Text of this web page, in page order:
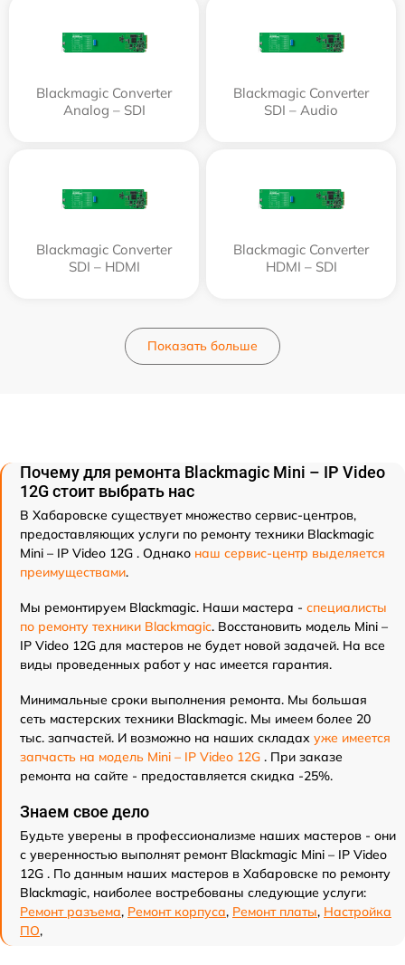
Blackmagic Converter
Analog – SDI
Blackmagic Converter
SDI – Audio
Blackmagic Converter
SDI – HDMI
Blackmagic Converter
HDMI – SDI
Показать больше
Почему для ремонта Blackmagic Mini – IP Video
12G стоит выбрать нас
В Хабаровске существует множество сервис-центров,
предоставляющих услуги по ремонту техники Blackmagic
Mini – IP Video 12G . Однако наш сервис-центр выделяется
преимуществами.
Мы ремонтируем Blackmagic. Наши мастера - специалисты
по ремонту техники Blackmagic. Восстановить модель Mini –
IP Video 12G для мастеров не будет новой задачей. На все
виды проведенных работ у нас имеется гарантия.
Минимальные сроки выполнения ремонта. Мы большая
сеть мастерских техники Blackmagic. Мы имеем более 20
тыс. запчастей. И возможно на наших складах уже имеется
запчасть на модель Mini – IP Video 12G . При заказе
ремонта на сайте - предоставляется скидка -25%.
Знаем свое дело
Будьте уверены в профессионализме наших мастеров - они
с уверенностью выполнят ремонт Blackmagic Mini – IP Video
12G . По данным наших мастеров в Хабаровске по ремонту
Blackmagic, наиболее востребованы следующие услуги:
Ремонт разъема, Ремонт корпуса, Ремонт платы, Настройка
ПО,